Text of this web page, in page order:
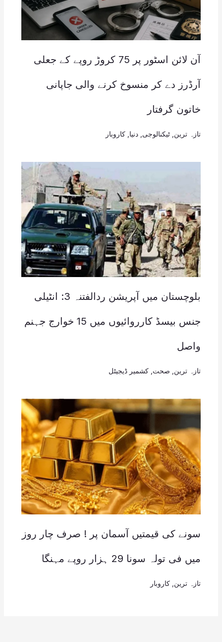
آن لائن اسٹور پر 75 کروڑ روپے کے جعلی
آرڈرز دے کر منسوخ کرنے والی جاپانی
خاتون گرفتار
تازہ ترین ٹیکنالوجی دنیا کاروبار
بلوچستان میں آپریشن ردالفتنہ 3: انٹیلی
جنس بیسڈ کارروائیوں میں 15 خوارج جہنم
واصل
تازہ ترین صحت کشمیر ڈیجیٹل
سونے کی قیمتیں آسمان پر ! صرف چار روز
میں فی تولہ سونا 29 ہزار روپے مہنگا
تازہ ترین کاروبار